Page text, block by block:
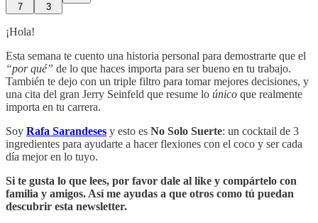
7 3
¡Hola!
Esta semana te cuento una historia personal para demostrarte que el
“por qué” de lo que haces importa para ser bueno en tu trabajo.
También te dejo con un triple filtro para tomar mejores decisiones, y
una cita del gran Jerry Seinfeld que resume lo único que realmente
importa en tu carrera.
Soy Rafa Sarandeses y esto es No Solo Suerte: un cocktail de 3
ingredientes para ayudarte a hacer flexiones con el coco y ser cada
día mejor en lo tuyo.
Si te gusta lo que lees, por favor dale al like y compártelo con
familia y amigos. Así me ayudas a que otros como tú puedan
descubrir esta newsletter.